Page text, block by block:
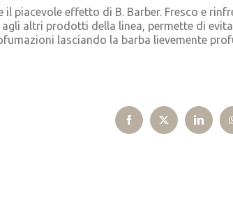
piacevole effetto di B. Barber. Fresco e
altri prodotti della linea, permette di
lasciando la barba lievemente
FacebookX